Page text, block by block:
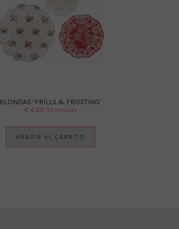
BLONDAS ‘FRILLS & FROSTING’
€4.00 IVA Incluido
AÑADIR AL CARRITO